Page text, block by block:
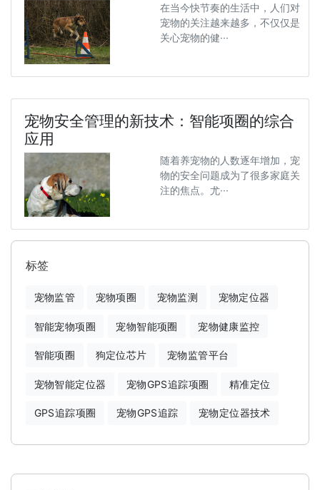
在当今快节奏的生活中，人们对
宠物的关注越来越多，不仅仅是
关心宠物的健···
宠物安全管理的新技术：智能项圈的综合
应用
随着养宠物的人数逐年增加，宠
物的安全问题成为了很多家庭关
注的焦点。尤···
标签
宠物监管 宠物项圈 宠物监测 宠物定位器
智能宠物项圈 宠物智能项圈 宠物健康监控
智能项圈 狗定位芯片 宠物监管平台
宠物智能定位器 宠物GPS追踪项圈 精准定位
GPS追踪项圈 宠物GPS追踪 宠物定位器技术